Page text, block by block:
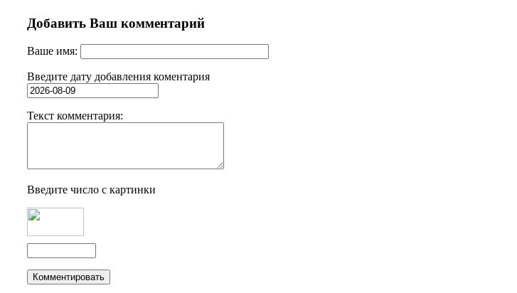
Добавить Ваш комментарий
Ваше имя:
Введите дату добавления коментария
Текст комментария:
Введите число с картинки